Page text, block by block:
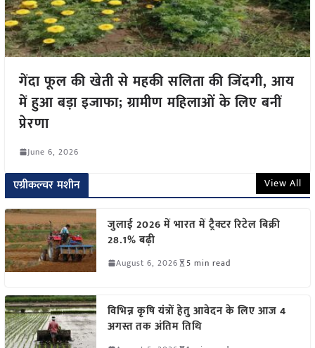
गेंदा फूल की खेती से महकी सलिता की जिंदगी, आय
में हुआ बड़ा इजाफा; ग्रामीण महिलाओं के लिए बनीं
प्रेरणा
June 6, 2026
एग्रीकल्चर मशीन View All
जुलाई 2026 में भारत में ट्रैक्टर रिटेल बिक्री
28.1% बढ़ी
August 6, 2026 5 min read
विभिन्न कृषि यंत्रों हेतु आवेदन के लिए आज 4
अगस्त तक अंतिम तिथि